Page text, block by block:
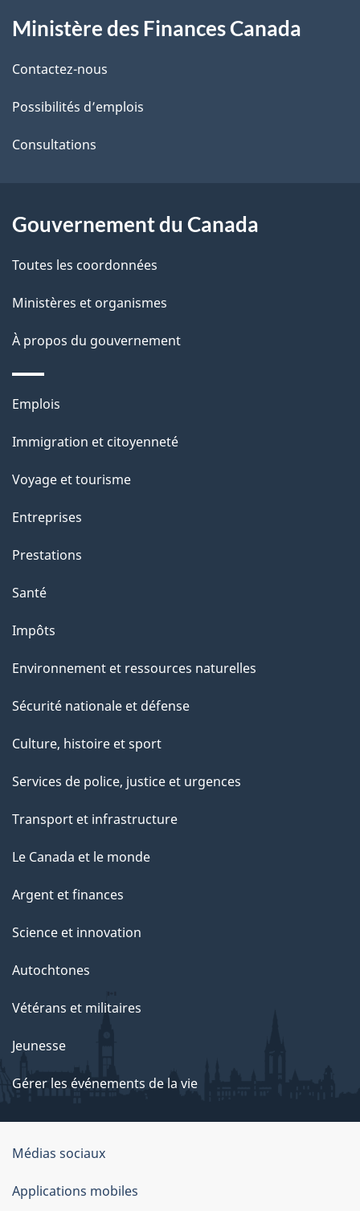
i
l
s
d
l
p
a
g
e
propos
de
ce
site
Ministère des Finances Canada
Contactez-nous
Possibilités d’emplois
Consultations
Gouvernement du Canada
Toutes les coordonnées
Ministères et organismes
À propos du gouvernement
Thèmes
sujets
Emplois
Immigration et citoyenneté
Voyage et tourisme
Entreprises
Prestations
Santé
Impôts
Environnement et ressources naturelles
Sécurité nationale et défense
Culture, histoire et sport
Services de police, justice et urgences
Transport et infrastructure
Le Canada et le monde
Argent et finances
Science et innovation
Autochtones
Vétérans et militaires
Jeunesse
Gérer les événements de la vie
Organisation
du
Médias sociaux
Applications mobiles